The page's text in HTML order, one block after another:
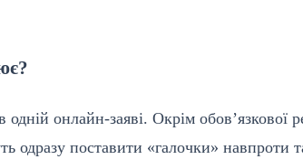
онлайн-заяві. Окрім обов’язкової
одразу поставити «галочки» навпроти